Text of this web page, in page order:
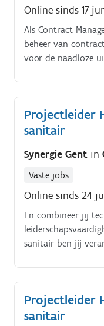
Online sinds 17
Als Contract
beheer van
voor de naadloze
en leveranciers,
voldoen aan hun
Projectleider
sanitair
Synergie Gent in
Vaste jobs
Online sinds 24
En combineer jij
sanitair ben jij
Projectleider
sanitair